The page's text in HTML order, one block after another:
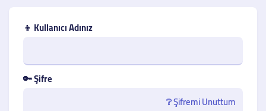
👦 Kullanıcı Adınız
🔑 Şifre
❔ Şifremi Unuttum